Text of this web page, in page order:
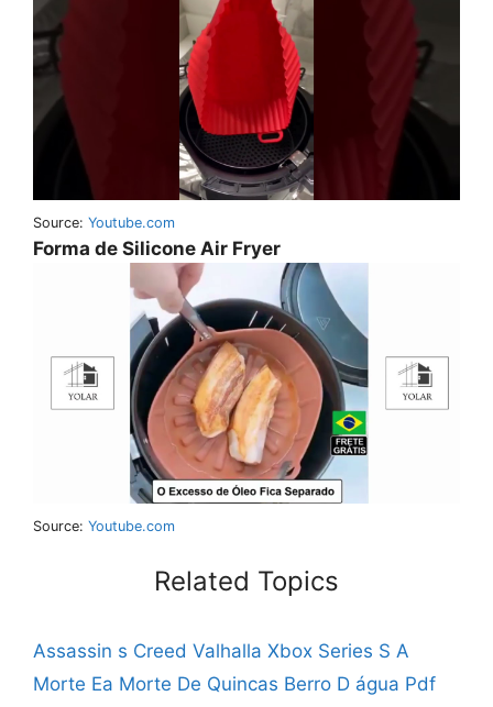
Source: Youtube.com
Forma de Silicone Air Fryer
Source: Youtube.com
Related Topics
Assassin s Creed Valhalla Xbox Series S A
Morte Ea Morte De Quincas Berro D água Pdf